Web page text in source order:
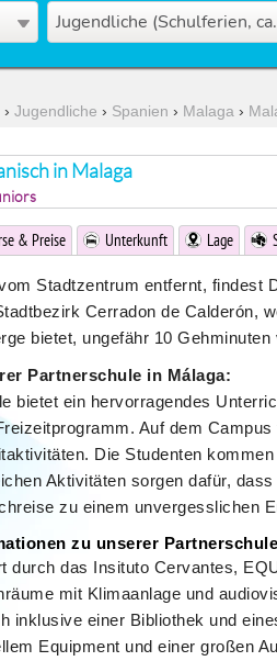
Jugendliche (Schulferien,
› Jugendliche › Spanien › Malaga ›
in Malaga
& Preise Unterkunft Lage
Stadtzentrum entfernt, findest
Cerradon de Calderón,
bietet, ungefähr 10
Partnerschule in Málaga:
bietet ein hervorragendes
Auf dem
Die Studenten
Aktivitäten sorgen dafür,
zu einem unvergesslichen
zu unserer
durch das Insituto Cervantes,
mit Klimaanlage und
inklusive einer Bibliothek und
Equipment und einer großen